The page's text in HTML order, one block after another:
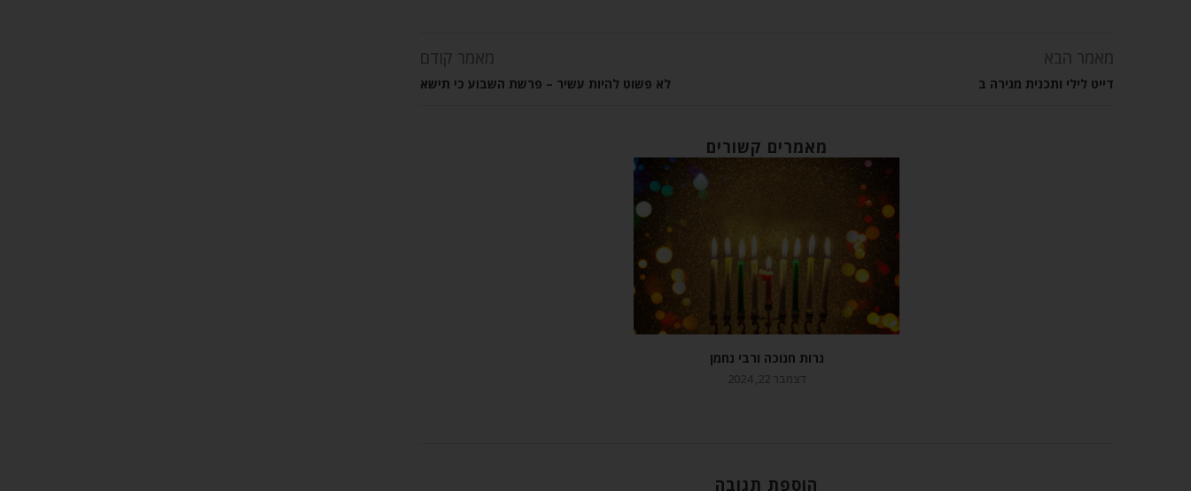
מאמר הבא
דייט לילי ותכנית מגירה ב
מאמר קודם
לא פשוט להיות עשיר – פרשת השבוע כי תישא
מאמרים קשורים
נרות חנוכה ורבי נחמן
דצמבר 22, 2024
הוספת תגובה